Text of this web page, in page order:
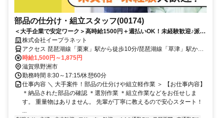
部品の仕分け・組立スタッフ(00174)
＜大手企業で安定ワーク＞高時給1500円＋週払いOK！未経験歓迎♪派遣
先への社員登用制度あり◎
株式会社イープラネット
アクセス 琵琶湖線「栗東」駅から徒歩10分/琵琶湖線「草津」駅から
車9分/草津線「手原」駅から車6分
時給1,500円～1,875円
滋賀県野洲市
勤務時間 8:30～17:15/休憩60分
仕事内容 ＼ 大手案件！部品の仕分けや組立軽作業 ＞ 【お仕事内容】
＊納品された部品の確認 ＊選別作業 ＊組立作業などをお任せしま
す。 重量物はありません。 先輩が丁寧に教えるので安心スタート！
...